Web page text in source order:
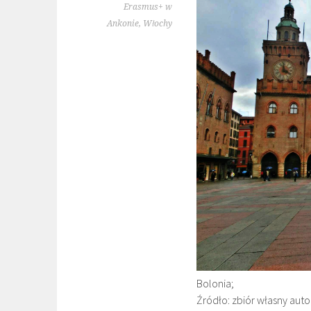
Erasmus+ w
Ankonie, Włochy
Bolonia;
Źródło: zbiór własny